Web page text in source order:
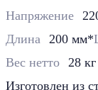
Напряжение
Длина
200 мм*
Вес нетто
28 кг
Изготовлен из